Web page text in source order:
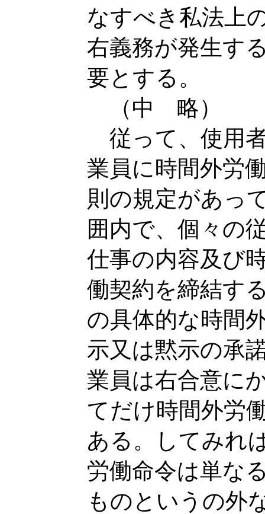
なすべき私法上
右義務が発生す
要とする。
（中 略）
従って、使用
業員に時間外労
則の規定があっ
囲内で、個々の
仕事の内容及び
働契約を締結す
の具体的な時間
示又は黙示の承
業員は右合意に
てだけ時間外労
ある。してみれ
労働命令は単な
ものというの外